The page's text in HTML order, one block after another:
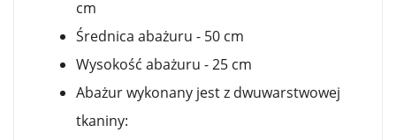
cm
Średnica abażuru - 50 cm
Wysokość abażuru - 25 cm
Abażur wykonany jest z dwuwarstwowej
tkaniny: